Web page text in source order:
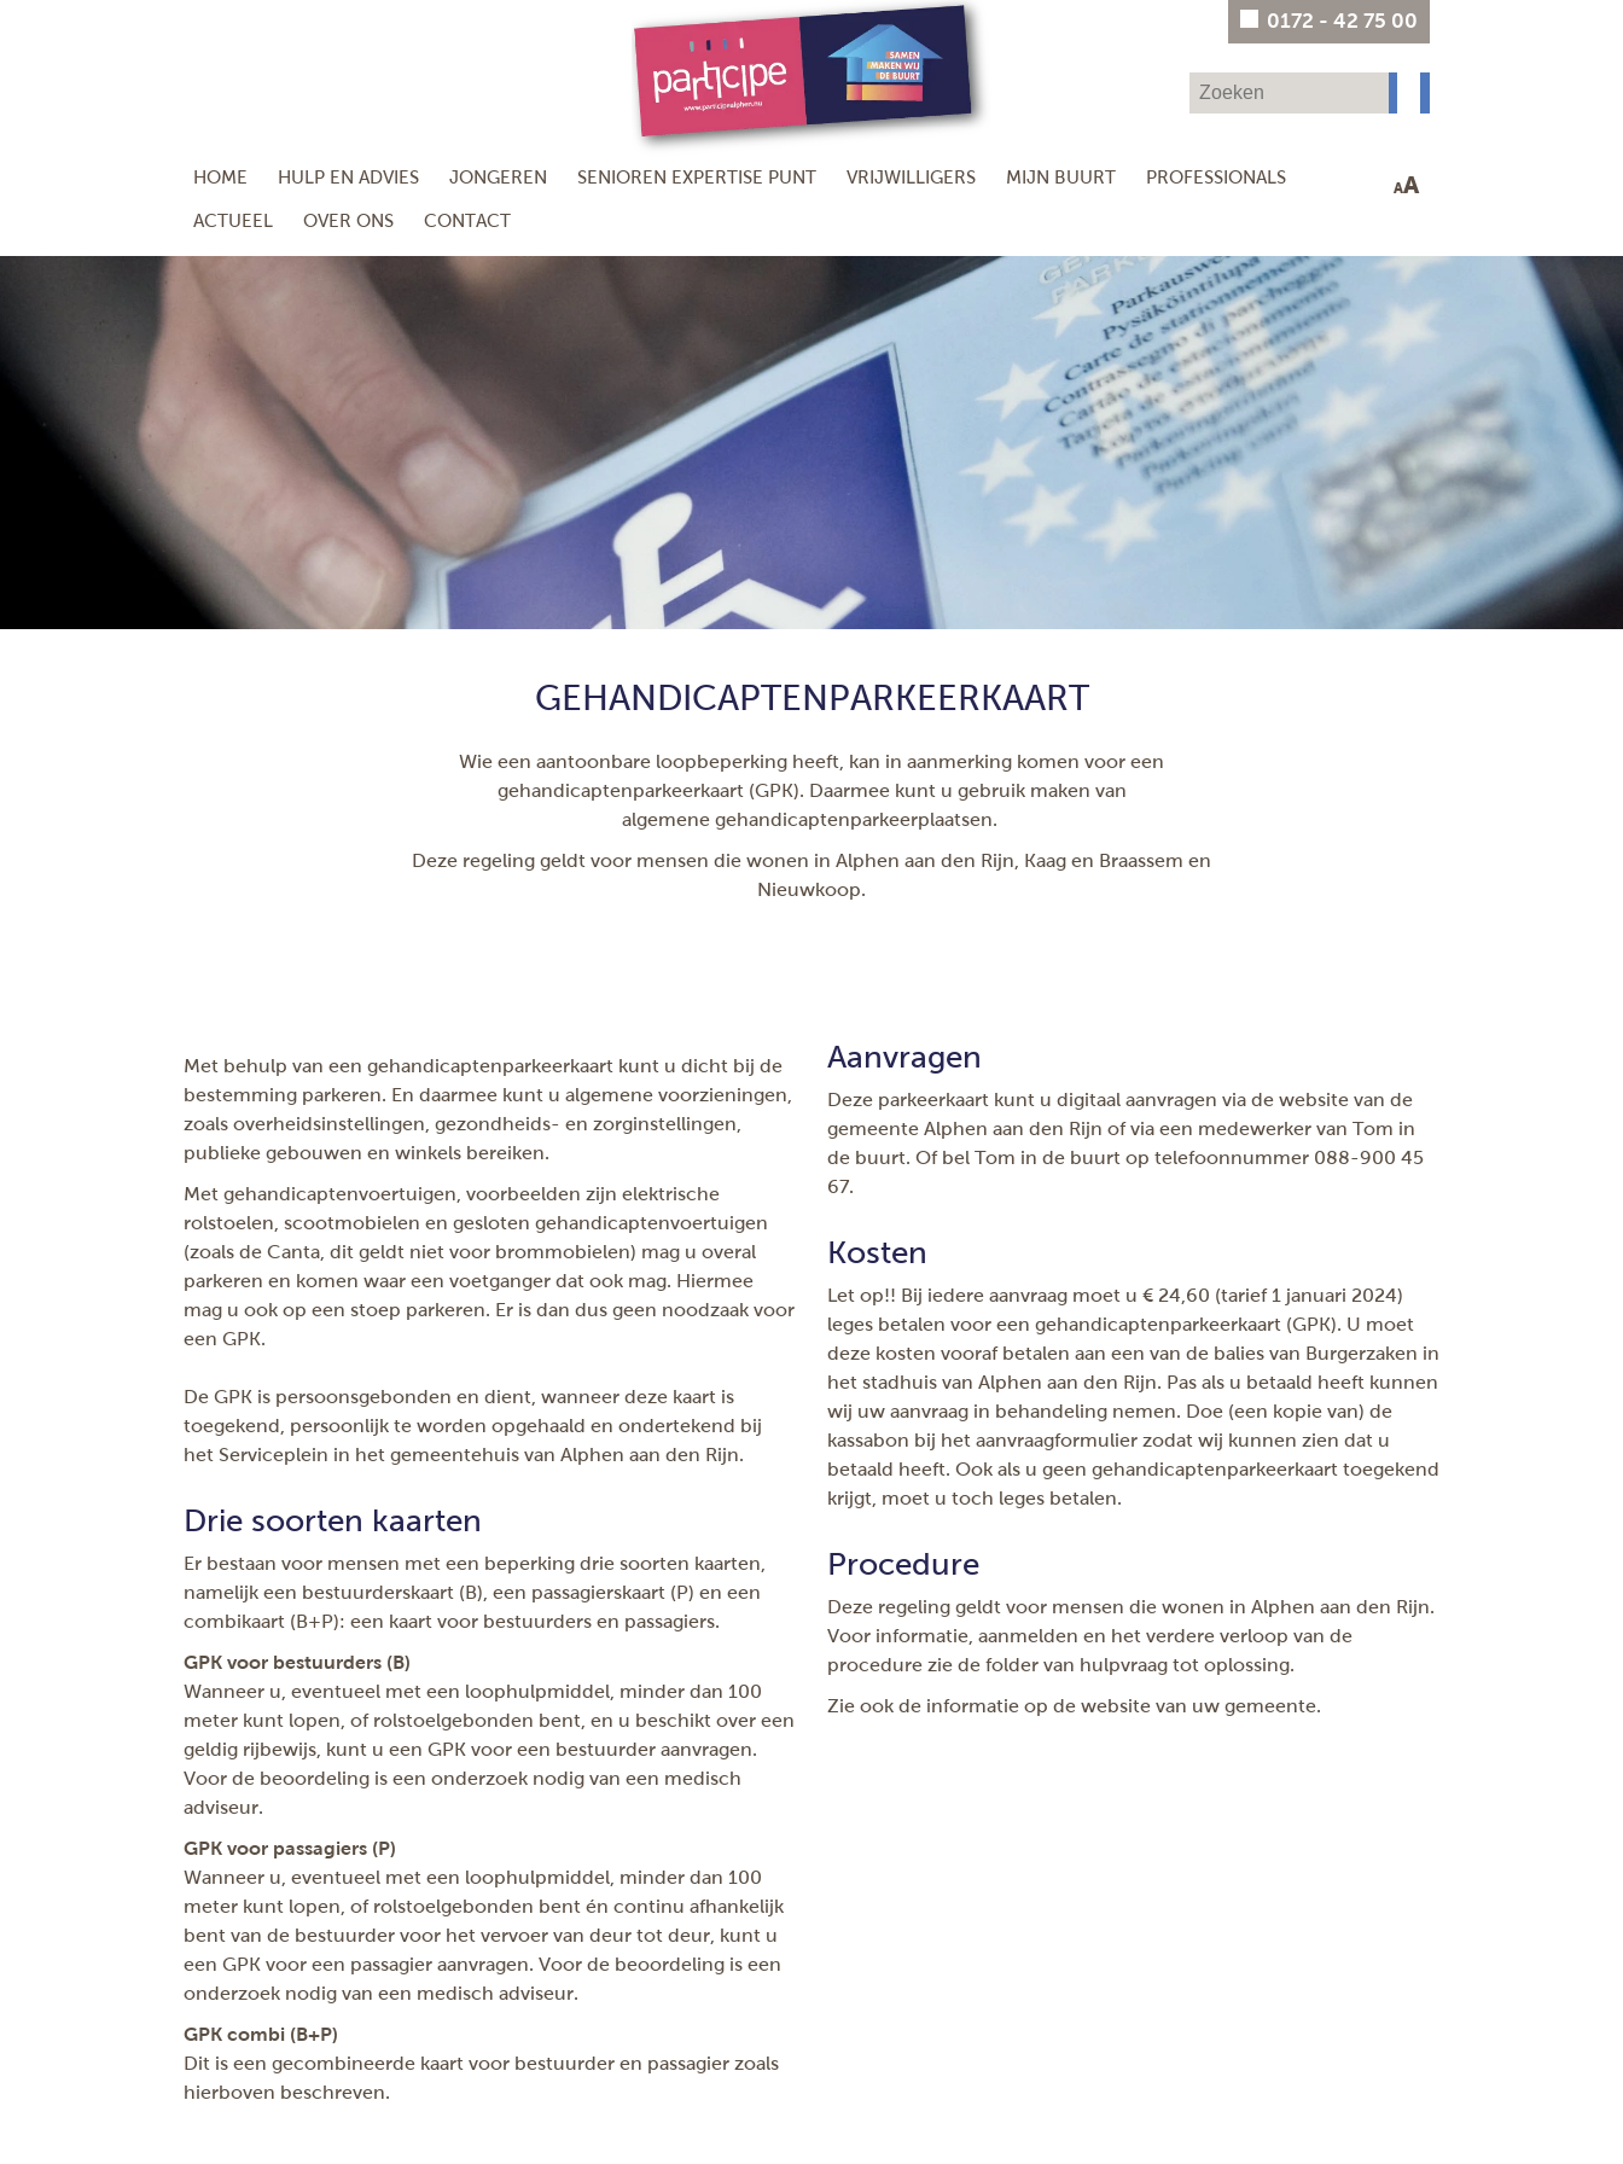
0172 - 42 75 00
HOME HULP EN ADVIES JONGEREN SENIOREN EXPERTISE PUNT VRIJWILLIGERS MIJN BUURT PROFESSIONALS
ACTUEEL OVER ONS CONTACT
AA
GEHANDICAPTENPARKEERKAART
Wie een aantoonbare loopbeperking heeft, kan in aanmerking komen voor een
gehandicaptenparkeerkaart (GPK). Daarmee kunt u gebruik maken van
algemene gehandicaptenparkeerplaatsen.
Deze regeling geldt voor mensen die wonen in Alphen aan den Rijn, Kaag en Braassem en
Nieuwkoop.
Met behulp van een gehandicaptenparkeerkaart kunt u dicht bij de
bestemming parkeren. En daarmee kunt u algemene voorzieningen,
zoals overheidsinstellingen, gezondheids- en zorginstellingen,
publieke gebouwen en winkels bereiken.
Met gehandicaptenvoertuigen, voorbeelden zijn elektrische
rolstoelen, scootmobielen en gesloten gehandicaptenvoertuigen
(zoals de Canta, dit geldt niet voor brommobielen) mag u overal
parkeren en komen waar een voetganger dat ook mag. Hiermee
mag u ook op een stoep parkeren. Er is dan dus geen noodzaak voor
een GPK.
De GPK is persoonsgebonden en dient, wanneer deze kaart is
toegekend, persoonlijk te worden opgehaald en ondertekend bij
het Serviceplein in het gemeentehuis van Alphen aan den Rijn.
Drie soorten kaarten
Er bestaan voor mensen met een beperking drie soorten kaarten,
namelijk een bestuurderskaart (B), een passagierskaart (P) en een
combikaart (B+P): een kaart voor bestuurders en passagiers.
GPK voor bestuurders (B)
Wanneer u, eventueel met een loophulpmiddel, minder dan 100
meter kunt lopen, of rolstoelgebonden bent, en u beschikt over een
geldig rijbewijs, kunt u een GPK voor een bestuurder aanvragen.
Voor de beoordeling is een onderzoek nodig van een medisch
adviseur.
GPK voor passagiers (P)
Wanneer u, eventueel met een loophulpmiddel, minder dan 100
meter kunt lopen, of rolstoelgebonden bent én continu afhankelijk
bent van de bestuurder voor het vervoer van deur tot deur, kunt u
een GPK voor een passagier aanvragen. Voor de beoordeling is een
onderzoek nodig van een medisch adviseur.
GPK combi (B+P)
Dit is een gecombineerde kaart voor bestuurder en passagier zoals
hierboven beschreven.
Aanvragen
Deze parkeerkaart kunt u digitaal aanvragen via de website van de
gemeente Alphen aan den Rijn of via een medewerker van Tom in
de buurt. Of bel Tom in de buurt op telefoonnummer 088-900 45
67.
Kosten
Let op!! Bij iedere aanvraag moet u € 24,60 (tarief 1 januari 2024)
leges betalen voor een gehandicaptenparkeerkaart (GPK). U moet
deze kosten vooraf betalen aan een van de balies van Burgerzaken in
het stadhuis van Alphen aan den Rijn. Pas als u betaald heeft kunnen
wij uw aanvraag in behandeling nemen. Doe (een kopie van) de
kassabon bij het aanvraagformulier zodat wij kunnen zien dat u
betaald heeft. Ook als u geen gehandicaptenparkeerkaart toegekend
krijgt, moet u toch leges betalen.
Procedure
Deze regeling geldt voor mensen die wonen in Alphen aan den Rijn.
Voor informatie, aanmelden en het verdere verloop van de
procedure zie de folder van hulpvraag tot oplossing.
Zie ook de informatie op de website van uw gemeente.